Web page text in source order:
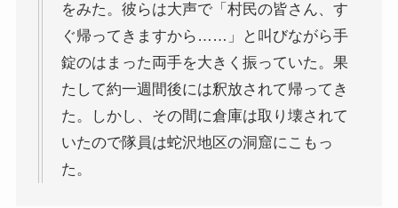
をみた。彼らは大声で「村民の皆さん、す
ぐ帰ってきますから……」と叫びながら手
錠のはまった両手を大きく振っていた。果
たして約一週間後には釈放されて帰ってき
た。しかし、その間に倉庫は取り壊されて
いたので隊員は蛇沢地区の洞窟にこもっ
た。